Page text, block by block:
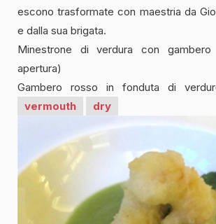
escono trasformate con maestria da
e dalla sua brigata.
Minestrone di verdura con
apertura)
Gambero rosso in fonduta di
vermouth
dry